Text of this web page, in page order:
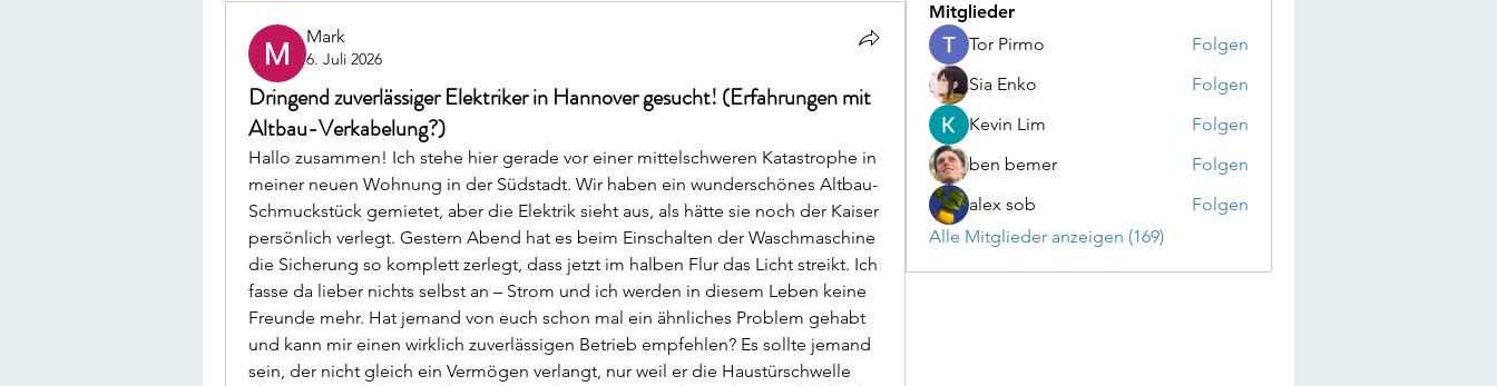
Mark
6. Juli 2026
Dringend zuverlässiger Elektriker in Hannover gesucht! (Erfahrungen mit
Altbau-Verkabelung?)
Hallo zusammen! Ich stehe hier gerade vor einer mittelschweren Katastrophe in
meiner neuen Wohnung in der Südstadt. Wir haben ein wunderschönes Altbau-
Schmuckstück gemietet, aber die Elektrik sieht aus, als hätte sie noch der Kaiser
persönlich verlegt. Gestern Abend hat es beim Einschalten der Waschmaschine
die Sicherung so komplett zerlegt, dass jetzt im halben Flur das Licht streikt. Ich
fasse da lieber nichts selbst an – Strom und ich werden in diesem Leben keine
Freunde mehr. Hat jemand von euch schon mal ein ähnliches Problem gehabt
und kann mir einen wirklich zuverlässigen Betrieb empfehlen? Es sollte jemand
sein, der nicht gleich ein Vermögen verlangt, nur weil er die Haustürschwelle
Mitglieder
Tor Pirmo
Folgen
Sia Enko
Folgen
Kevin Lim
Folgen
ben bemer
Folgen
alex sob
Folgen
Alle Mitglieder anzeigen (169)